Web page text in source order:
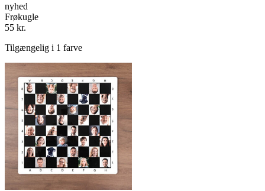
nyhed
Frøkugle
55 kr.
Tilgængelig i 1 farve